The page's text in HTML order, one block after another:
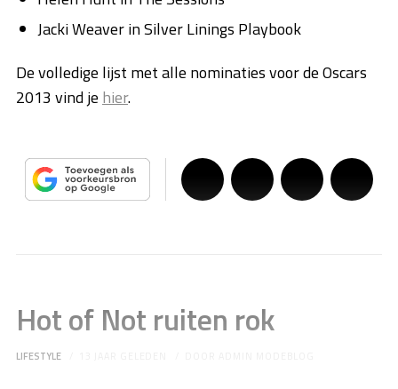
Jacki Weaver in Silver Linings Playbook
De volledige lijst met alle nominaties voor de Oscars
2013 vind je hier.
Hot of Not ruiten rok
LIFESTYLE